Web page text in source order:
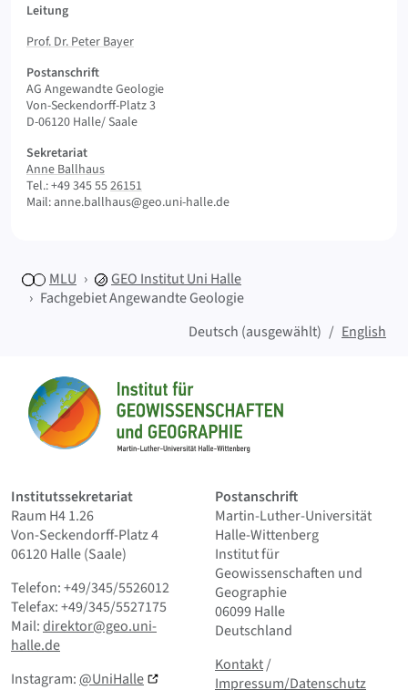
Leitung
Prof. Dr. Peter Bayer
Postanschrift
AG Angewandte Geologie
Von-Seckendorff-Platz 3
D-06120 Halle/ Saale
Sekretariat
Anne Ballhaus
Tel.: +49 345 5526151
Mail: anne.ballhaus@geo.uni-halle.de
MLU GEO Institut Uni Halle
Fachgebiet Angewandte Geologie
Deutsch (ausgewählt)
English
Startseite
Institutssekretariat
Raum H4 1.26
Von-Seckendorff-Platz 4
06120 Halle (Saale)
Telefon: +49/345/5526012
Telefax: +49/345/5527175
Mail:direktor@geo.uni-
halle.de
Instagram:@UniHalle
Postanschrift
Martin-Luther-Universität
Halle-Wittenberg
Institut für
Geowissenschaften und
Geographie
06099 Halle
Deutschland
Kontaktund Kleingedrucktes
Kontakt/
Impressum/Datenschutz